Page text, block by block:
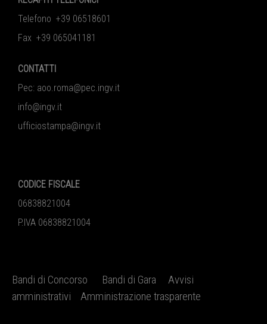
Telefono +39 06518601
Fax +39 065041181
CONTATTI
Pec: aoo.roma@pec.ingv.it
info@ingv.it
ufficiostampa@ingv.it
CODICE FISCALE
06838821004
P.IVA 06838821004
Bandi di Concorso Bandi di Gara
Avvisi
amministrativi
Amministrazione trasparente